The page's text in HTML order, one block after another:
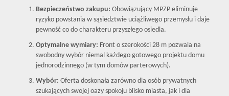
Bezpieczeństwo zakupu: Obowiązujący MPZP eliminuje
ryzyko powstania w sąsiedztwie uciążliwego przemysłu i daje
pewność co do charakteru przyszłego osiedla.
Optymalne wymiary: Front o szerokości 28 m pozwala na
swobodny wybór niemal każdego gotowego projektu domu
jednorodzinnego (w tym domów parterowych).
Wybór: Oferta doskonała zarówno dla osób prywatnych
szukających swojej oazy spokoju blisko miasta, jak i dla